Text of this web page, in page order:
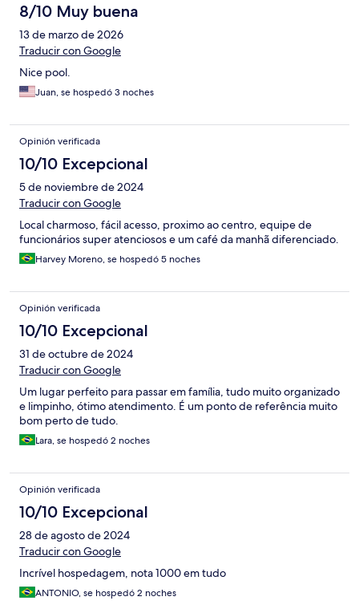
8/10 Muy buena
13 de marzo de 2026
Traducir con Google
Nice pool.
Juan, se hospedó 3 noches
Opinión verificada
10/10 Excepcional
5 de noviembre de 2024
Traducir con Google
Local charmoso, fácil acesso, proximo ao centro, equipe de
funcionários super atenciosos e um café da manhã diferenciado.
Harvey Moreno, se hospedó 5 noches
Opinión verificada
10/10 Excepcional
31 de octubre de 2024
Traducir con Google
Um lugar perfeito para passar em família, tudo muito organizado
e limpinho, ótimo atendimento. É um ponto de referência muito
bom perto de tudo.
Lara, se hospedó 2 noches
Opinión verificada
10/10 Excepcional
28 de agosto de 2024
Traducir con Google
Incrível hospedagem, nota 1000 em tudo
ANTONIO, se hospedó 2 noches